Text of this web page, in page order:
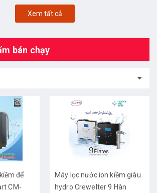
Xem tất cả
bán chạy
để
CM-
Máy lọc nước ion kiềm giàu
hydro Crewelter 9 Hàn